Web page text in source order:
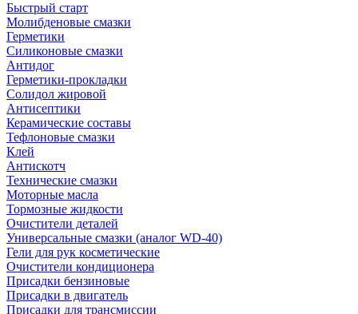
Быстрый старт
Молибденовые смазки
Герметики
Силиконовые смазки
Антидог
Герметики-прокладки
Солидол жировой
Антисептики
Керамические составы
Тефлоновые смазки
Клей
Антискотч
Технические смазки
Моторные масла
Тормозные жидкости
Очистители деталей
Универсальные смазки (аналог WD-40)
Гели для рук косметические
Очистители кондиционера
Присадки бензиновые
Присадки в двигатель
Присадки для трансмиссии